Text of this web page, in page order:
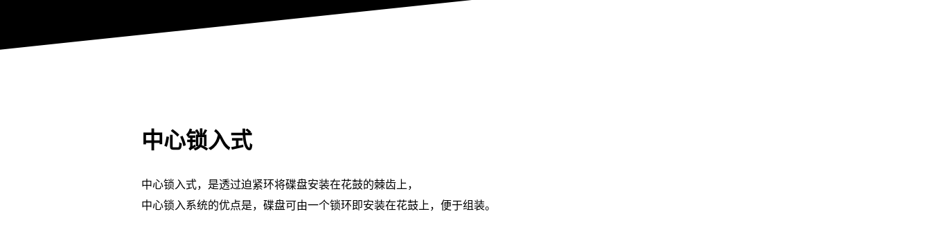
中心锁入式
中心锁入式，是透过迫紧环将碟盘安装在花鼓的棘齿上，
中心锁入系统的优点是，碟盘可由一个锁环即安装在花鼓上，便于组装。